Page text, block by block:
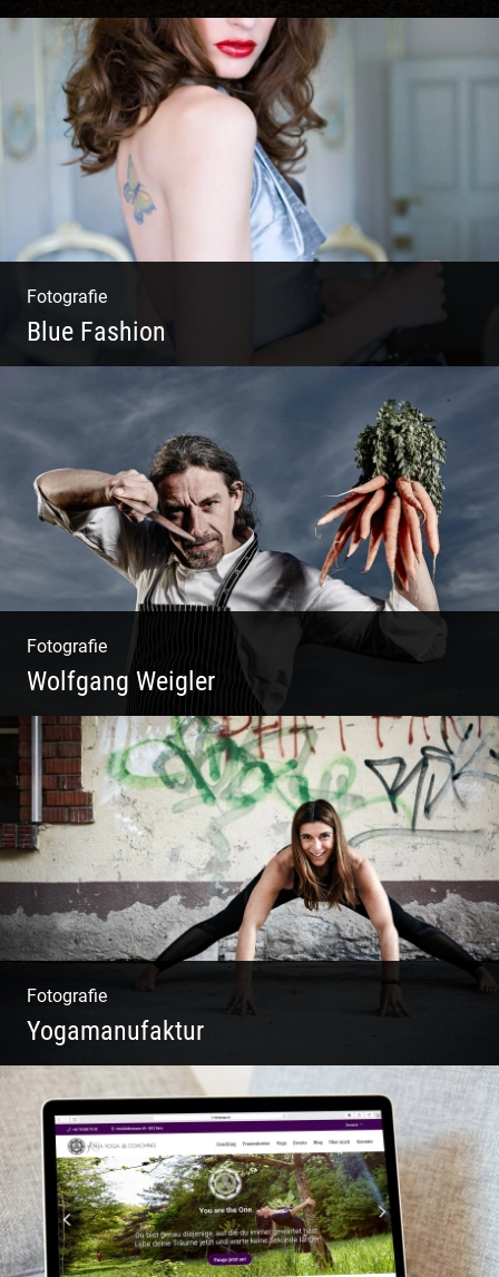
Matsch|Oldtimer|Männer|Spass
Fotografie
Blue Fashion
Blue Fashion
Fotografie
Wolfgang Weigler
W.U.F.O. Food Orbiter | Event Gastronomie |
Catering Service | Essen & Trinken
Fotografie
Yogamanufaktur
Yoga | Fashion | Cool & symphatisch